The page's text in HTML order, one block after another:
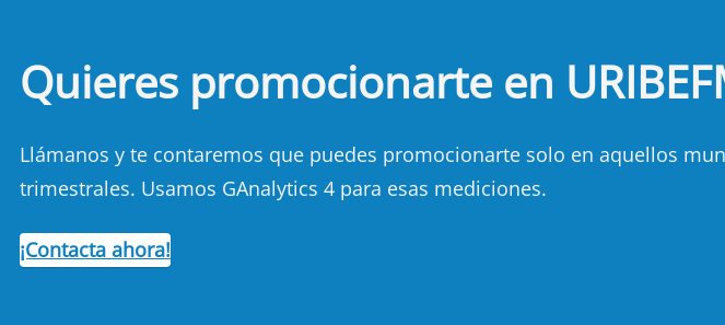
Quieres promocionarte en
Llámanos y te contaremos que puedes promocionarte solo en aquellos
trimestrales. Usamos GAnalytics 4 para esas mediciones.
¡Contacta ahora!